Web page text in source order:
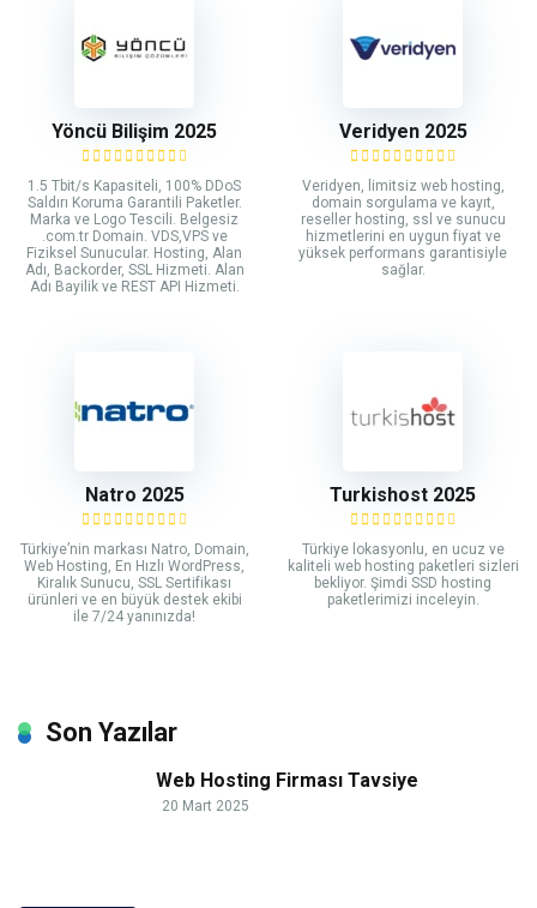
Yöncü Bilişim 2025
1.5 Tbit/s Kapasiteli, 100% DDoS
Saldırı Koruma Garantili Paketler.
Marka ve Logo Tescili. Belgesiz
.com.tr Domain. VDS,VPS ve
Fiziksel Sunucular. Hosting, Alan
Adı, Backorder, SSL Hizmeti. Alan
Adı Bayilik ve REST API Hizmeti.
Veridyen 2025
Veridyen, limitsiz web hosting,
domain sorgulama ve kayıt,
reseller hosting, ssl ve sunucu
hizmetlerini en uygun fiyat ve
yüksek performans garantisiyle
sağlar.
Natro 2025
Türkiye’nin markası Natro, Domain,
Web Hosting, En Hızlı WordPress,
Kiralık Sunucu, SSL Sertifikası
ürünleri ve en büyük destek ekibi
ile 7/24 yanınızda!
Turkishost 2025
Türkiye lokasyonlu, en ucuz ve
kaliteli web hosting paketleri sizleri
bekliyor. Şimdi SSD hosting
paketlerimizi inceleyin.
Son Yazılar
Web Hosting Firması Tavsiye
20 Mart 2025